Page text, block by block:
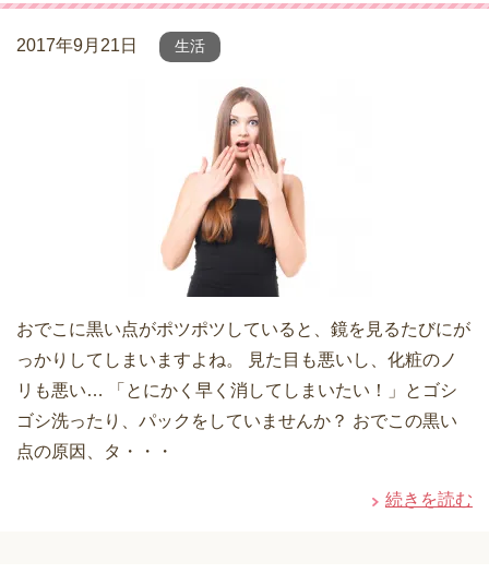
2017年9月21日 生活
おでこに黒い点がポツポツしていると、鏡を見るたびにが
っかりしてしまいますよね。 見た目も悪いし、化粧のノ
リも悪い… 「とにかく早く消してしまいたい！」とゴシ
ゴシ洗ったり、パックをしていませんか？ おでこの黒い
点の原因、タ・・・
続きを読む